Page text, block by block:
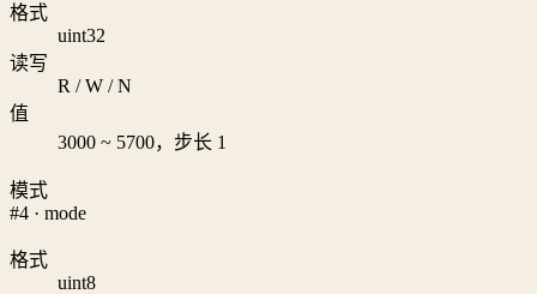
格式
uint32
读写
R / W / N
值
3000 ~ 5700，步长 1
模式
#4 · mode
格式
uint8